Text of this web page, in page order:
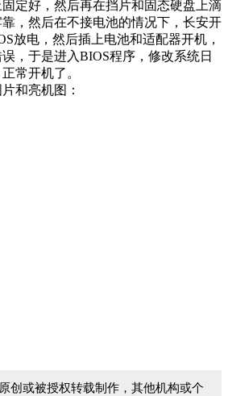
定好，然后再在挡片和固态硬盘上滴
靠，然后在不接电池的情况下，长安开
放电，然后插上电池和适配器开机，
，于是进入BIOS程序，修改系统日
常开机了。
和亮机图：
原创或被授权转载制作，其他机构或个